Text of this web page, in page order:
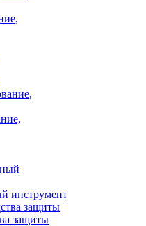
инструмент
защиты